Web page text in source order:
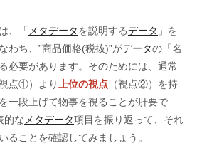
、「 メタデータを説明するデータ 」を
わち、”商品価格(税抜)”がデータの「名
必要があります。そのためには、通常
点①）より
上位の視点 （視点②）を持
一段上げて物事を視ることが肝要で
的な メタデータ項目を振り返って、それ
ことを確認してみましょう。